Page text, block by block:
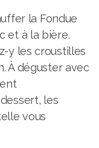
la Fondue
et à la bière.
y les croustilles
À déguster avec
les
vous